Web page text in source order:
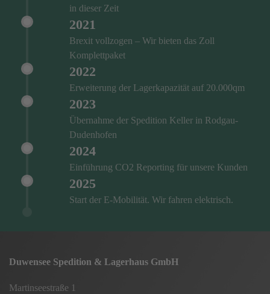
in dieser Zeit
2021
Brexit vollzogen – Wir bieten das Zoll
Komplettpaket
2022
Erweiterung der Lagerkapazität auf 20.000qm
2023
Übernahme der Spedition Keller in Rodgau-
Dudenhofen
2024
Einführung CO2 Reporting für unsere Kunden
2025
Start der E-Mobilität. Wir fahren elektrisch.
Duwensee Spedition & Lagerhaus GmbH
Martinseestraße 1